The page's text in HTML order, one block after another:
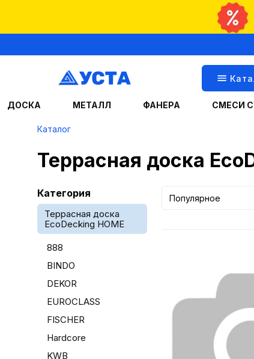
ДОСКА МЕТАЛЛ ФАНЕРА СМЕСИ
Каталог
Террасная доска
Категория
Террасная доска
EcoDecking HOME
888
BINDO
DEKOR
EUROCLASS
FISCHER
Hardcore
KWB
Популярное